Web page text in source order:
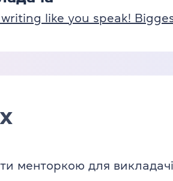
writing like you speak!
менторкою для